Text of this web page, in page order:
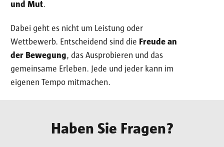
und Mut.
Dabei geht es nicht um Leistung oder
Wettbewerb. Entscheidend sind die Freude an
der Bewegung, das Ausprobieren und das
gemeinsame Erleben. Jede und jeder kann im
eigenen Tempo mitmachen.
Haben Sie Fragen?